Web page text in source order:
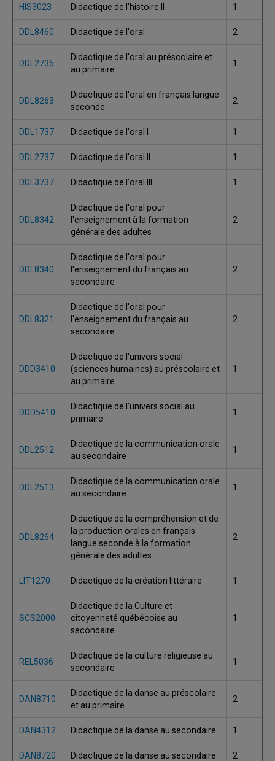
HIS3023 Didactique de l'histoire II 1
DDL8460 Didactique de l'oral 2
DDL2735
Didactique de l'oral au préscolaire et
au primaire
1
DDL8263
Didactique de l'oral en français langue
seconde
2
DDL1737 Didactique de l'oral I 1
DDL2737 Didactique de l'oral II 1
DDL3737 Didactique de l'oral III 1
DDL8342
Didactique de l'oral pour
l'enseignement à la formation
générale des adultes
2
DDL8340
Didactique de l'oral pour
l'enseignement du français au
secondaire
2
DDL8321
Didactique de l'oral pour
l'enseignement du français au
secondaire
2
DDD3410
Didactique de l'univers social
(sciences humaines) au préscolaire et
au primaire
1
DDD5410
Didactique de l'univers social au
primaire
1
DDL2512
Didactique de la communication orale
au secondaire
1
DDL2513
Didactique de la communication orale
au secondaire
1
DDL8264
Didactique de la compréhension et de
la production orales en français
langue seconde à la formation
générale des adultes
2
LIT1270 Didactique de la création littéraire 1
SCS2000
Didactique de la Culture et
citoyenneté québécoise au
secondaire
1
REL5036
Didactique de la culture religieuse au
secondaire
1
DAN8710
Didactique de la danse au préscolaire
et au primaire
2
DAN4312 Didactique de la danse au secondaire 1
DAN8720 Didactique de la danse au secondaire 2